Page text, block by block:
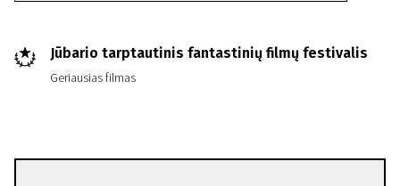
Jūbario tarptautinis fantastinių filmų festivalis
Geriausias filmas